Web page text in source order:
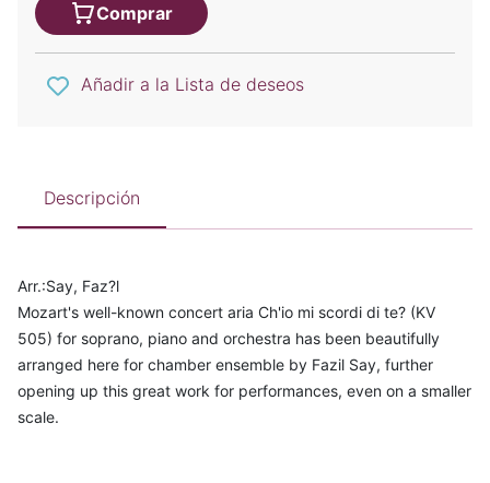
Comprar
Añadir a la Lista de deseos
Descripción
Arr.:Say, Faz?l
Mozart's well-known concert aria Ch'io mi scordi di te? (KV
505) for soprano, piano and orchestra has been beautifully
arranged here for chamber ensemble by Fazil Say, further
opening up this great work for performances, even on a smaller
scale.